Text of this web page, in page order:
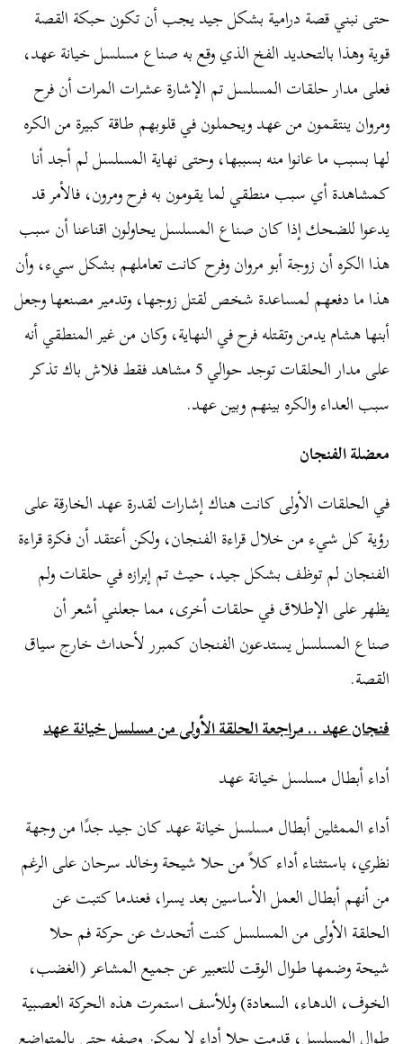
حتى نبني قصة درامية بشكل جيد يجب أن تكون حبكة القصة
قوية وهذا بالتحديد الفخ الذي وقع به صناع مسلسل خيانة عهد،
فعلى مدار حلقات المسلسل تم الإشارة عشرات المرات أن فرح
ومروان ينتقمون من عهد ويحملون في قلوبهم طاقة كبيرة من الكره
لها بسبب ما عانوا منه بسببها، وحتى نهاية المسلسل لم أجد أنا
كمشاهدة أي سبب منطقي لما يقومون به فرح ومرون، فالأمر قد
يدعوا للضحك إذا كان صناع المسلسل يحاولون اقناعنا أن سبب
هذا الكره أن زوجة أبو مروان وفرح كانت تعاملهم بشكل سيء، وأن
هذا ما دفعهم لمساعدة شخص لقتل زوجها، وتدمير مصنعها وجعل
أبنها هشام يدمن وتقتله فرح في النهاية، وكان من غير المنطقي أنه
على مدار الحلقات توجد حوالي 5 مشاهد فقط فلاش باك تذكر
سبب العداء والكره بينهم وبين عهد.
معضلة الفنجان
في الحلقات الأولى كانت هناك إشارات لقدرة عهد الخارقة على
رؤية كل شيء من خلال قراءة الفنجان، ولكن أعتقد أن فكرة قراءة
الفنجان لم توظف بشكل جيد، حيث تم إبرازه في حلقات ولم
يظهر على الإطلاق في حلقات أخرى، مما جعلني أشعر أن
صناع المسلسل يستدعون الفنجان كمبرر لأحداث خارج سياق
القصة.
فنجان عهد .. مراجعة الحلقة الأولى من مسلسل خيانة عهد
أداء أبطال مسلسل خيانة عهد
أداء الممثلين أبطال مسلسل خيانة عهد كان جيد جدًا من وجهة
نظري، باستثناء أداء كلاً من حلا شيحة وخالد سرحان على الرغم
من أنهم أبطال العمل الأساسين بعد يسرا، فعندما كتبت عن
الحلقة الأولى من المسلسل كنت أتحدث عن حركة فم حلا
شيحة وضمها طوال الوقت للتعبير عن جميع المشاعر (الغضب،
الخوف، الدهاء، السعادة) وللأسف استمرت هذه الحركة العصبية